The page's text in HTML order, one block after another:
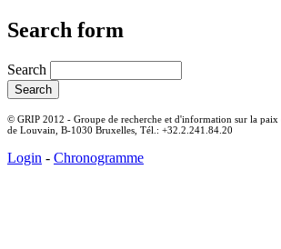
Search form
Search
© GRIP 2012 - Groupe de recherche et d'information sur la paix
de Louvain, B-1030 Bruxelles, Tél.: +32.2.241.84.20
Login - Chronogramme